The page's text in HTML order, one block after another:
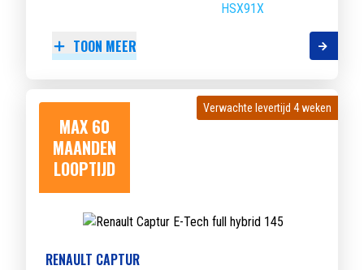
HSX91X
TOON MEER
MAX 60
MAANDEN
LOOPTIJD
Verwachte levertijd 4 weken
Verwachte levertijd 4 weken
RENAULT CAPTUR